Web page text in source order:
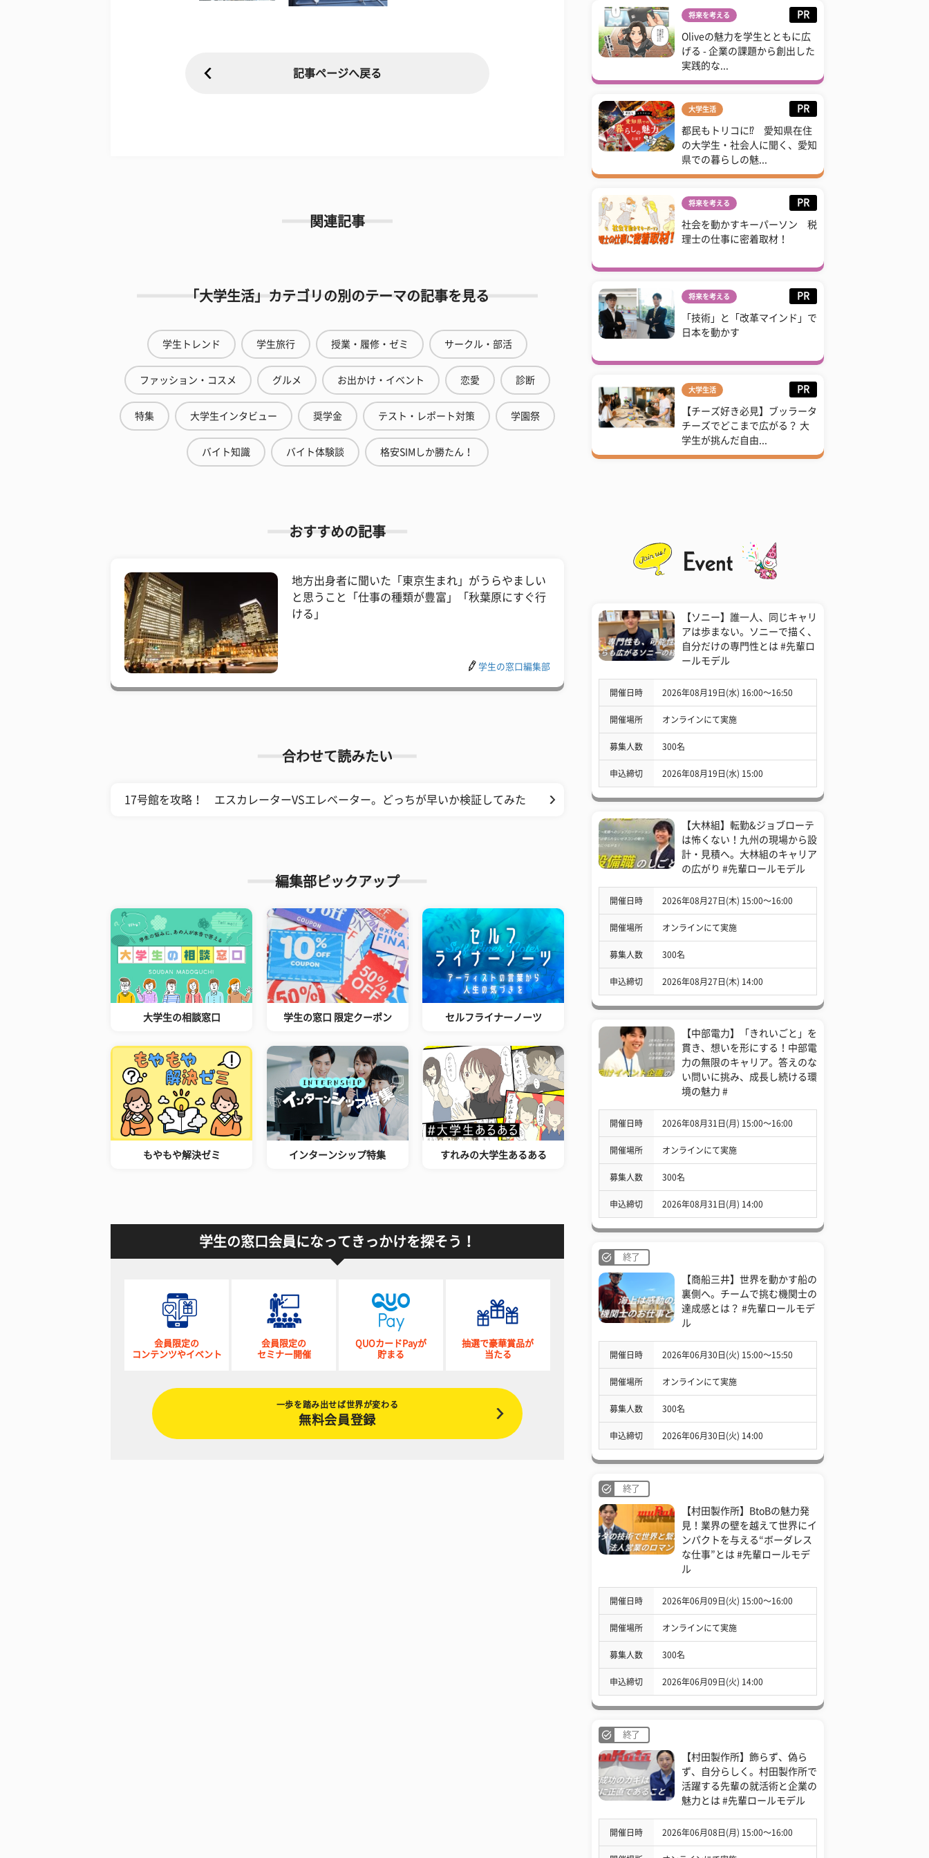
記事ページへ戻る
関連記事
「大学生活」カテゴリの別のテーマの記事を見る
学生トレンド 学生旅行 授業・履修・ゼミ サークル・部活
ファッション・コスメ グルメ お出かけ・イベント 恋愛 診断
特集 大学生インタビュー 奨学金 テスト・レポート対策 学園祭
バイト知識 バイト体験談 格安SIMしか勝たん！
おすすめの記事
地方出身者に聞いた「東京生まれ」がうらやましい
と思うこと「仕事の種類が豊富」「秋葉原にすぐ行
ける」
学生の窓口編集部
合わせて読みたい
17号館を攻略！ エスカレーターVSエレベーター。どっちが早いか検証してみた
編集部ピックアップ
大学生の相談窓口 学生の窓口 限定クーポン セルフライナーノーツ
もやもや解決ゼミ インターンシップ特集 すれみの大学生あるある
学生の窓口会員になってきっかけを探そう！
会員限定の
コンテンツやイベント
会員限定の
セミナー開催
QUOカードPayが
貯まる
抽選で豪華賞品が
当たる
一歩を踏み出せば世界が変わる
無料会員登録
将来を考える PR
Oliveの魅力を学生とともに広
げる - 企業の課題から創出した
実践的な...
大学生活 PR
都民もトリコに⁉ 愛知県在住
の大学生・社会人に聞く、愛知
県での暮らしの魅...
将来を考える PR
社会を動かすキーパーソン 税
理士の仕事に密着取材！
将来を考える PR
「技術」と「改革マインド」で
日本を動かす
大学生活 PR
【チーズ好き必見】ブッラータ
チーズでどこまで広がる？ 大
学生が挑んだ自由...
【ソニー】誰一人、同じキャリ
アは歩まない。ソニーで描く、
自分だけの専門性とは #先輩ロ
ールモデル
開催日時 2026年08月19日(水) 16:00〜16:50
開催場所 オンラインにて実施
募集人数 300名
申込締切 2026年08月19日(水) 15:00
【大林組】転勤&ジョブローテ
は怖くない！九州の現場から設
計・見積へ。大林組のキャリア
の広がり #先輩ロールモデル
開催日時 2026年08月27日(木) 15:00〜16:00
開催場所 オンラインにて実施
募集人数 300名
申込締切 2026年08月27日(木) 14:00
【中部電力】「きれいごと」を
貫き、想いを形にする！中部電
力の無限のキャリア。答えのな
い問いに挑み、成長し続ける環
境の魅力 #
開催日時 2026年08月31日(月) 15:00〜16:00
開催場所 オンラインにて実施
募集人数 300名
申込締切 2026年08月31日(月) 14:00
終了
【商船三井】世界を動かす船の
裏側へ。チームで挑む機関士の
達成感とは？ #先輩ロールモデ
ル
開催日時 2026年06月30日(火) 15:00〜15:50
開催場所 オンラインにて実施
募集人数 300名
申込締切 2026年06月30日(火) 14:00
終了
【村田製作所】BtoBの魅力発
見！業界の壁を越えて世界にイ
ンパクトを与える“ボーダレス
な仕事”とは #先輩ロールモデ
ル
開催日時 2026年06月09日(火) 15:00〜16:00
開催場所 オンラインにて実施
募集人数 300名
申込締切 2026年06月09日(火) 14:00
終了
【村田製作所】飾らず、偽ら
ず、自分らしく。村田製作所で
活躍する先輩の就活術と企業の
魅力とは #先輩ロールモデル
開催日時 2026年06月08日(月) 15:00〜16:00